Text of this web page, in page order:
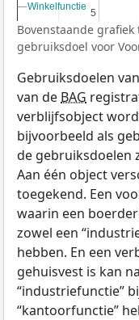
5
5
Winkelfunctie
Winkelfunctie
Bovenstaande
gebruiksdoel voor
Gebruiksdoelen
van de BAG
verblijfsobject
bijvoorbeeld als
de gebruiksdoelen
Aan één object
toegekend. Een
waarin een
zowel een
hebben. En een
gehuisvest is kan
“industriefunctie”
“kantoorfunctie”